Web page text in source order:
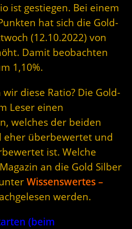
ist gestiegen. Bei einem
hat sich die Gold-
(12.10.2022) von
Damit beobachten
1,10%.
diese Ratio? Die Gold-
Leser einen
welches der beiden
eher überbewertet und
ist. Welche
an die Gold Silber
Wissenswertes –
werden.
(beim